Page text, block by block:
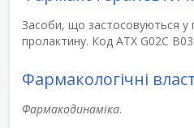
Засоби, що застосовуються у
пролактину. Код АТХ G02C B03.
Фармакологічні
Фармакодинаміка.